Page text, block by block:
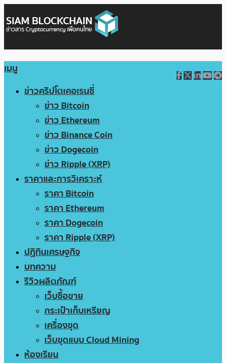
เมนู
ข่าวคริปโตเคอเรนซี่
ข่าว Bitcoin
ข่าว Ethereum
ข่าว Binance Coin
ข่าว Dogecoin
ข่าว Ripple (XRP)
ราคาและการวิเคราะห์
ราคา Bitcoin
ราคา Ethereum
ราคา Dogecoin
ราคา Ripple (XRP)
ปฏิทินเศรษฐกิจ
บทความ
รีวิวผลิตภัณฑ์
เว็บซื้อขาย
กระเป๋าเก็บเหรียญ
เครื่องขุด
เว็บขุดแบบ Cloud Mining
ห้องเรียน